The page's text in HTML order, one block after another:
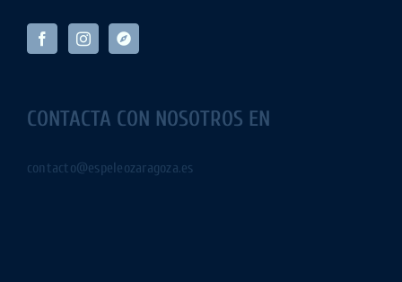
CONTACTA CON NOSOTROS EN
contacto@espeleozaragoza.es